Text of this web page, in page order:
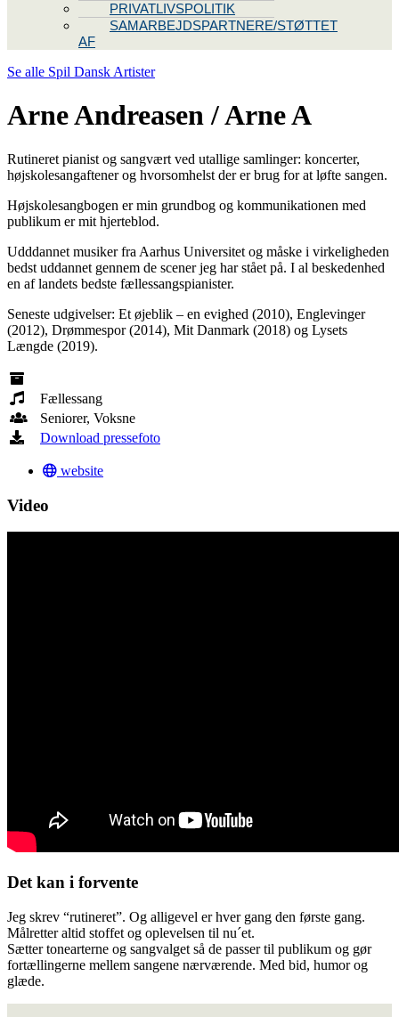
PRIVATLIVSPOLITIK
SAMARBEJDSPARTNERE/STØTTET
AF
Se alle Spil Dansk Artister
Arne Andreasen / Arne A
Rutineret pianist og sangvært ved utallige samlinger: koncerter,
højskolesangaftener og hvorsomhelst der er brug for at løfte sangen.
Højskolesangbogen er min grundbog og kommunikationen med
publikum er mit hjerteblod.
Udddannet musiker fra Aarhus Universitet og måske i virkeligheden
bedst uddannet gennem de scener jeg har stået på. I al beskedenhed
en af landets bedste fællessangspianister.
Seneste udgivelser: Et øjeblik – en evighed (2010), Englevinger
(2012), Drømmespor (2014), Mit Danmark (2018) og Lysets
Længde (2019).
Fællessang
Seniorer, Voksne
Download pressefoto
website
Video
Det kan i forvente
Jeg skrev “rutineret”. Og alligevel er hver gang den første gang.
Målretter altid stoffet og oplevelsen til nu´et.
Sætter tonearterne og sangvalget så de passer til publikum og gør
fortællingerne mellem sangene nærværende. Med bid, humor og
glæde.